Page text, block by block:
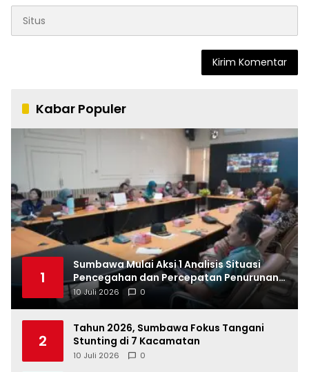
Kabar Populer
1
Sumbawa Mulai Aksi 1 Analisis Situasi
Pencegahan dan Percepatan Penurunan
Stunting Tahun 2026
10 Juli 2026 0
2
Tahun 2026, Sumbawa Fokus Tangani
Stunting di 7 Kacamatan
10 Juli 2026 0